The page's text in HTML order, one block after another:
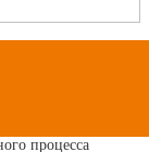
процесса